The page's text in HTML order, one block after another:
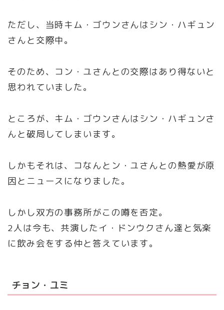
ただし、当時キム・ゴウンさんはシン・ハギュン
さんと交際中。
そのため、コン・ユさんとの交際はあり得ないと
思われていました。
ところが、キム・ゴウンさんはシン・ハギュンさ
んと破局してしまいます。
しかもそれは、コなんとン・ユさんとの熱愛が原
因とニュースになりました。
しかし双方の事務所がこの噂を否定。
2人は今も、共演したイ・ドンウクさん達と気楽
に飲み会をする仲と答えています。
チョン・ユミ